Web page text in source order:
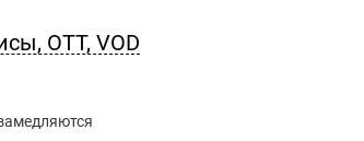
OTT, VOD